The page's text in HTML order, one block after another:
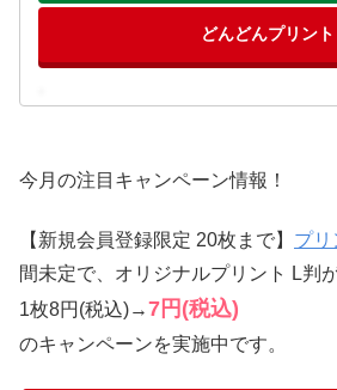
どんどんプリント
今月の注目キャンペーン情報！
【新規会員登録限定 20枚まで】 プリ
間未定で、オリジナルプリント L判
1枚8円(税込)→7円(税込)
のキャンペーンを実施中です。